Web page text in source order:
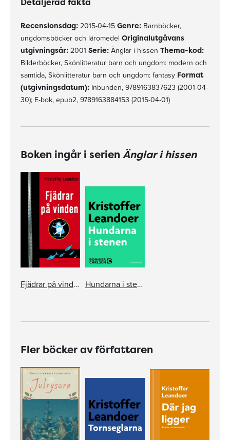
Recensionsdag: 2015-04-15 Genre: Barnböcker,
ungdomsböcker och läromedel Originalutgåvans
utgivningsår: 2001 Serie: Änglar i hissen Thema-kod:
Bilderböcker, Skönlitteratur barn och ungdom: modern och
samtida, Skönlitteratur barn och ungdom: fantasy Format
(utgivningsdatum): Inbunden, 9789163837623 (2001-04-
30); E-bok, epub2, 9789163884153 (2015-04-01)
Boken ingår i serien Änglar i hissen
Fjädrar på vinden Hundarna i stenen
Fler böcker av författaren